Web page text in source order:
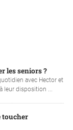
les seniors ?
avec Hector et
leur disposition ...
toucher